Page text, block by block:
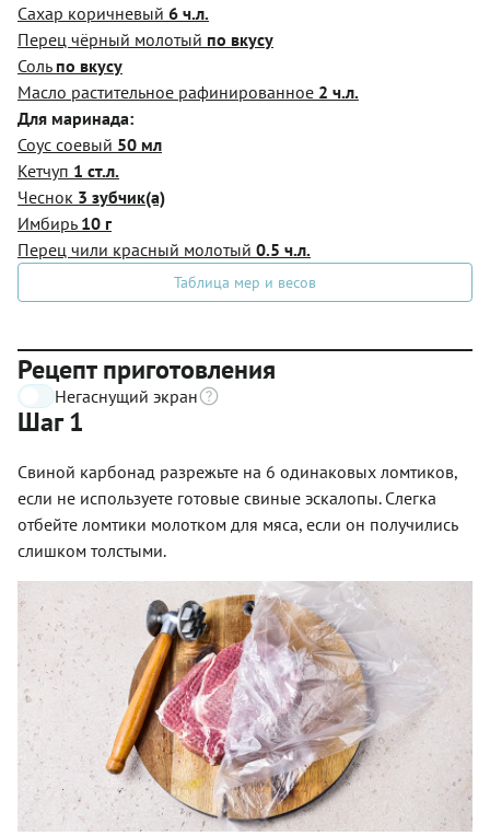
Сахар коричневый 6 ч.л.
Перец чёрный молотый по вкусу
Соль по вкусу
Масло растительное рафинированное 2 ч.л.
Для маринада:
Соус соевый 50 мл
Кетчуп 1 ст.л.
Чеснок 3 зубчик(а)
Имбирь 10 г
Перец чили красный молотый 0.5 ч.л.
Таблица мер и весов
Рецепт приготовления
Негаснущий экран
Шаг 1
Свиной карбонад разрежьте на 6 одинаковых ломтиков,
если не используете готовые свиные эскалопы. Слегка
отбейте ломтики молотком для мяса, если он получились
слишком толстыми.